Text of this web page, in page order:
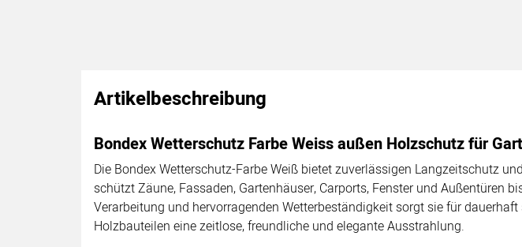
Artikelbeschreibung
Bondex Wetterschutz Farbe Weiss außen Holzschutz für
Die Bondex Wetterschutz-Farbe Weiß bietet zuverlässigen Langzeitschutz
schützt Zäune, Fassaden, Gartenhäuser, Carports, Fenster und Außentüren
Verarbeitung und hervorragenden Wetterbeständigkeit sorgt sie für
Holzbauteilen eine zeitlose, freundliche und elegante Ausstrahlung.